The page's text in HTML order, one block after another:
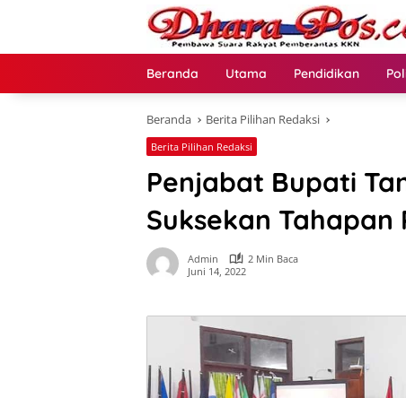
Beranda Utama Pendidikan
Beranda Berita Pilihan Redaksi
Berita Pilihan Redaksi
Penjabat Bupati
Suksekan Tahapan
Admin
2 Min Baca
Juni 14, 2022